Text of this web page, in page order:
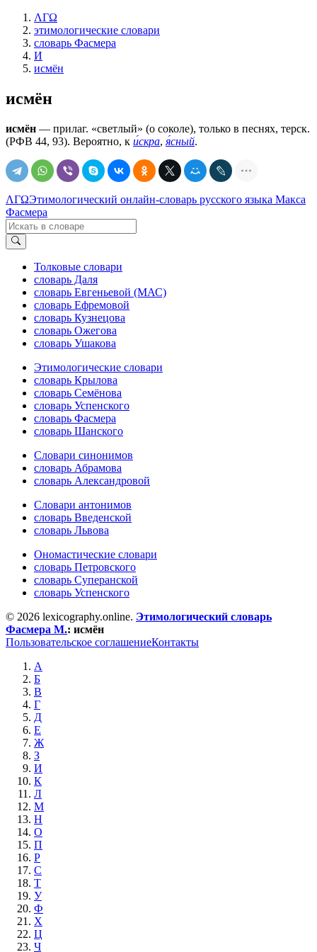
ΛΓΩ
этимологические словари
словарь Фасмера
И
исмён
исмён
исмён — прилаг. «светлый» (о соколе), только в песнях, терск.
(РФВ 44, 93). Вероятно, к и́скра, я́сный.
ΛΓΩЭтимологический онлайн-словарь русского языка Макса
Фасмера
Толковые словари
словарь Даля
словарь Евгеньевой (МАС)
словарь Ефремовой
словарь Кузнецова
словарь Ожегова
словарь Ушакова
Этимологические словари
словарь Крылова
словарь Семёнова
словарь Успенского
словарь Фасмера
словарь Шанского
Словари синонимов
словарь Абрамова
словарь Александровой
Словари антонимов
словарь Введенской
словарь Львова
Ономастические словари
словарь Петровского
словарь Суперанской
словарь Успенского
© 2026 lexicography.online. Этимологический словарь
Фасмера М.: исмён
Пользовательское соглашениеКонтакты
А
Б
В
Г
Д
Е
Ж
З
И
К
Л
М
Н
О
П
Р
С
Т
У
Ф
Х
Ц
Ч